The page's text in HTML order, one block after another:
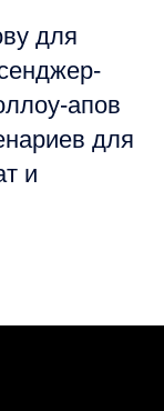
для
апов
для
и